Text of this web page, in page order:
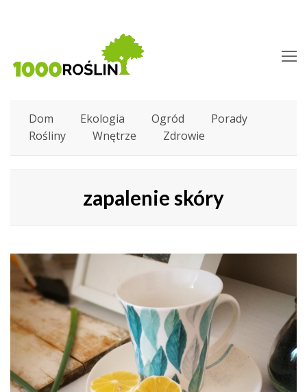
Dom Ekologia Ogród
Porady
Rośliny
Wnętrze Zdrowie
zapalenie skóry